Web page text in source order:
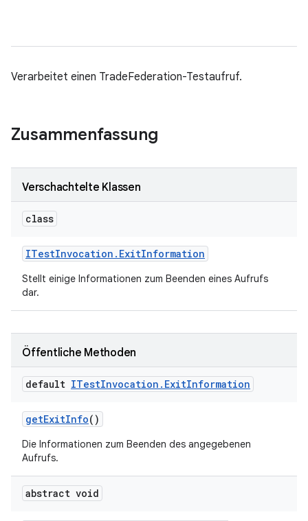
Verarbeitet einen TradeFederation-Testaufruf.
Zusammenfassung
Verschachtelte Klassen
class
ITestInvocation . ExitInformation
Stellt einige Informationen zum Beenden eines Aufrufs
dar.
Öffentliche Methoden
default ITestInvocation . ExitInformation
getExitInfo()
Die Informationen zum Beenden des angegebenen
Aufrufs.
abstract void